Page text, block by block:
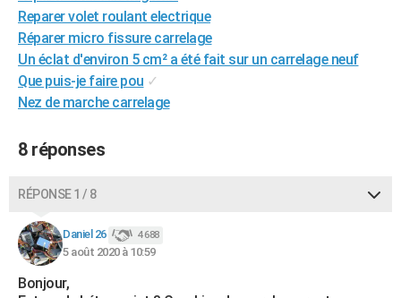
Reparer volet roulant electrique
Réparer micro fissure carrelage
Un éclat d'environ 5 cm² a été fait sur un carrelage neuf
Que puis-je faire pou ✓
Nez de marche carrelage
8 réponses
RÉPONSE 1 / 8
Daniel 26 4 688
5 août 2020 à 10:59
Bonjour,